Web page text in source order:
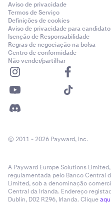
Aviso de privacidade
Termos de Serviço
Definições de cookies
Aviso de privacidade para
Isenção de Responsabilidade
Regras de negociação na bolsa
Centro de conformidade
Não vender/partilhar
© 2011 - 2026 Payward, Inc.
A Payward Europe Solutions
regulamentada pelo Banco Central
Limited, sob a denominação
Central da Irlanda. Endereço
Dublin, D02 R296, Irlanda. Cliqueaqui